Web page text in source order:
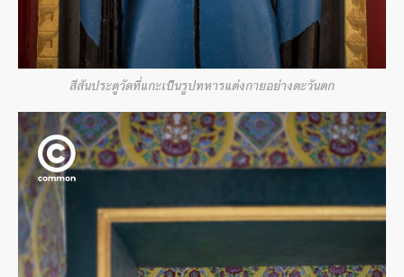
สีสันประตูวัดที่แกะเป็นรูปทหารแต่งกายอย่างตะวันตก